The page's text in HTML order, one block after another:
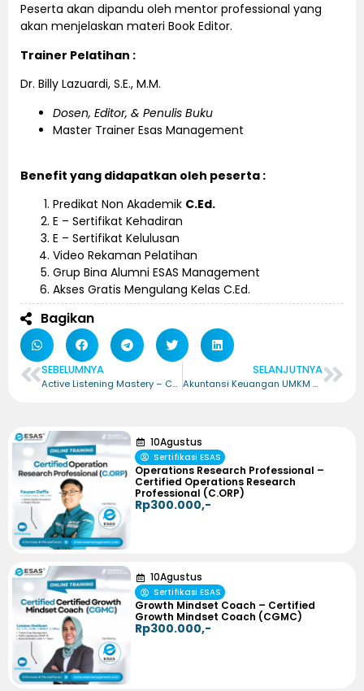
Peserta akan dipandu oleh mentor professional yang
akan menjelaskan materi Book Editor.
Trainer Pelatihan :
Dr. Billy Lazuardi, S.E., M.M.
Dosen, Editor, & Penulis Buku
Master Trainer Esas Management
Benefit yang didapatkan oleh peserta :
Predikat Non Akademik C.Ed.
E – Sertifikat Kehadiran
E – Sertifikat Kelulusan
Video Rekaman Pelatihan
Grup Bina Alumni ESAS Management
Akses Gratis Mengulang Kelas C.Ed.
Bagikan
SEBELUMNYA
Active Listening Mastery – Certified Active Listening Mastery (CALM)
SELANJUTNYA
Akuntansi Keuangan UMKM – Certified Financial Accounting for MSMes (CFA.MSMes)
10Agustus
Sertifikasi ESAS
Operations Research Professional –
Certified Operations Research
Professional (C.ORP)
Rp300.000,-
10Agustus
Sertifikasi ESAS
Growth Mindset Coach – Certified
Growth Mindset Coach (CGMC)
Rp300.000,-